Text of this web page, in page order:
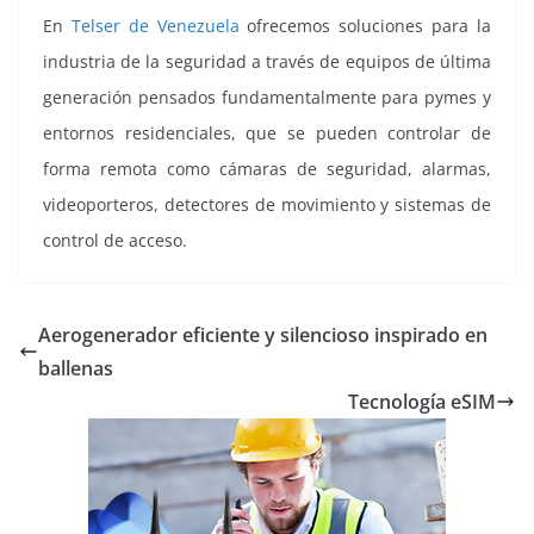
En Telser de Venezuela ofrecemos soluciones para la
industria de la seguridad a través de equipos de última
generación pensados fundamentalmente para pymes y
entornos residenciales, que se pueden controlar de
forma remota como cámaras de seguridad, alarmas,
videoporteros, detectores de movimiento y sistemas de
control de acceso.
Aerogenerador eficiente y silencioso inspirado en
ballenas
Tecnología eSIM